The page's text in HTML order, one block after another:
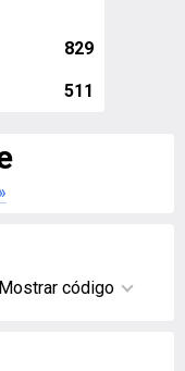
829
511
»
Mostrar código